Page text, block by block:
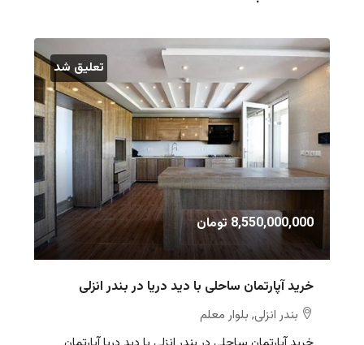
تعلیق شد
8,550,000,000 تومان
خرید آپارتمان ساحلی با دید دریا در بندر انزلی
بندر انزلی, بلوار معلم